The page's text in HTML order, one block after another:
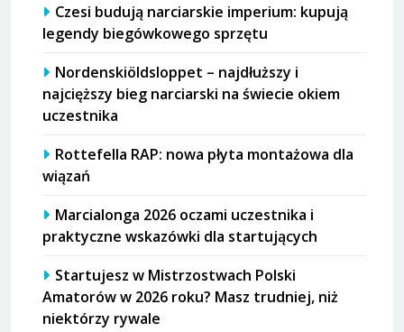
Czesi budują narciarskie imperium: kupują
legendy biegówkowego sprzętu
Nordenskiöldsloppet – najdłuższy i
najcięższy bieg narciarski na świecie okiem
uczestnika
Rottefella RAP: nowa płyta montażowa dla
wiązań
Marcialonga 2026 oczami uczestnika i
praktyczne wskazówki dla startujących
Startujesz w Mistrzostwach Polski
Amatorów w 2026 roku? Masz trudniej, niż
niektórzy rywale